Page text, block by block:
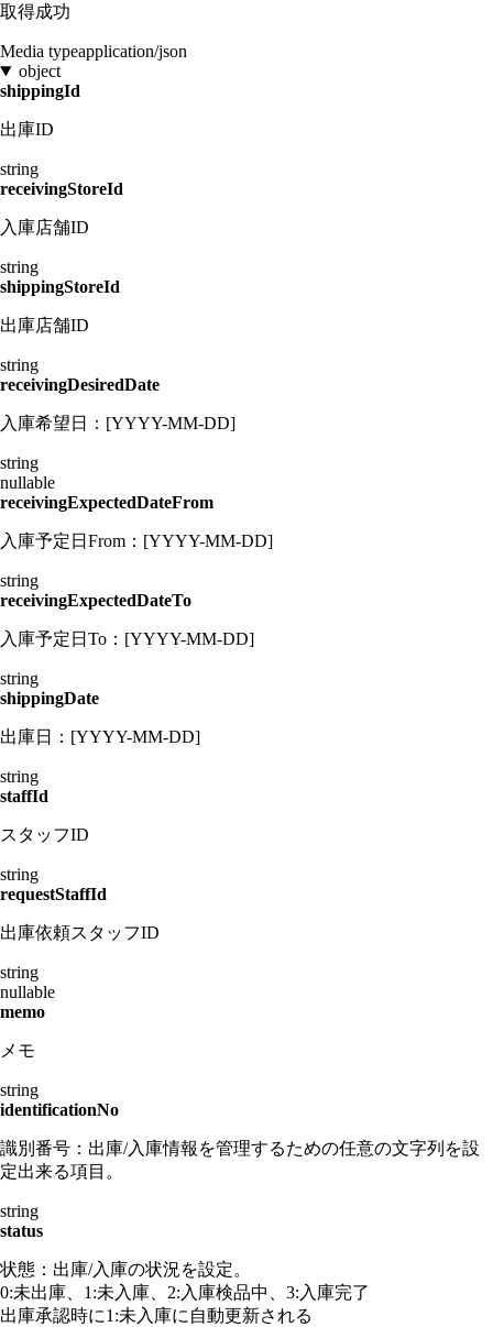
取得成功
Media typeapplication/json
object
shippingId
出庫ID
string
receivingStoreId
入庫店舗ID
string
shippingStoreId
出庫店舗ID
string
receivingDesiredDate
入庫希望日：[YYYY-MM-DD]
string
nullable
receivingExpectedDateFrom
入庫予定日From：[YYYY-MM-DD]
string
receivingExpectedDateTo
入庫予定日To：[YYYY-MM-DD]
string
shippingDate
出庫日：[YYYY-MM-DD]
string
staffId
スタッフID
string
requestStaffId
出庫依頼スタッフID
string
nullable
memo
メモ
string
identificationNo
識別番号：出庫/入庫情報を管理するための任意の文字列を設
定出来る項目。
string
status
状態：出庫/入庫の状況を設定。
0:未出庫、1:未入庫、2:入庫検品中、3:入庫完了
出庫承認時に1:未入庫に自動更新される